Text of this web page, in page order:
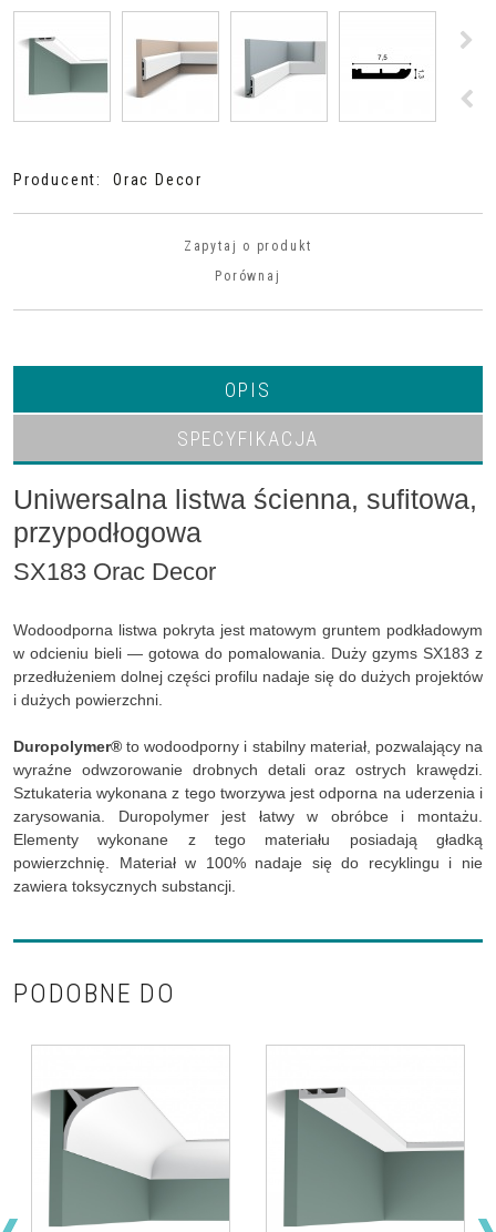
<
Producent: Orac Decor
Zapytaj o produkt
Porównaj
OPIS
SPECYFIKACJA
Uniwersalna listwa ścienna, sufitowa,
przypodłogowa
SX183 Orac Decor
Wodoodporna listwa pokryta jest matowym gruntem podkładowym
w odcieniu bieli — gotowa do pomalowania. Duży gzyms SX183 z
przedłużeniem dolnej części profilu nadaje się do dużych projektów
i dużych powierzchni.
Duropolymer® to wodoodporny i stabilny materiał, pozwalający na
wyraźne odwzorowanie drobnych detali oraz ostrych krawędzi.
Sztukateria wykonana z tego tworzywa jest odporna na uderzenia i
zarysowania. Duropolymer jest łatwy w obróbce i montażu.
Elementy wykonane z tego materiału posiadają gładką
powierzchnię. Materiał w 100% nadaje się do recyklingu i nie
zawiera toksycznych substancji.
PODOBNE DO